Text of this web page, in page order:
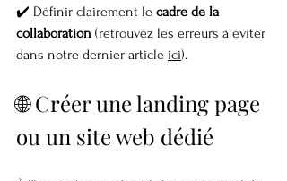
✔️ Définir clairement le cadre de la
collaboration (retrouvez les erreurs à éviter
dans notre dernier article ici).
🌐 Créer une landing page
ou un site web dédié